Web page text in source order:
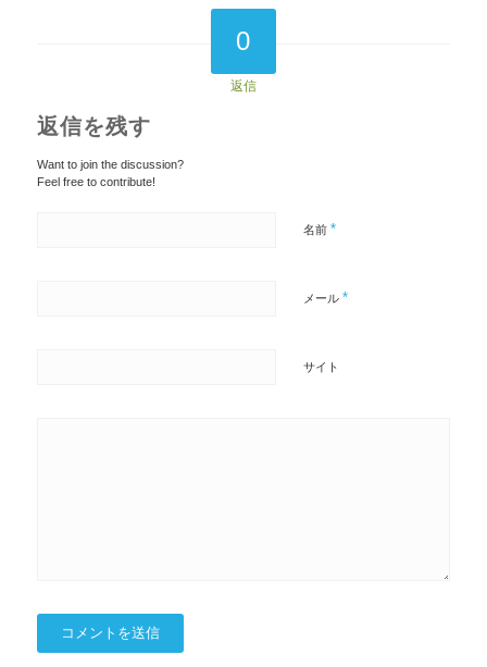
0
返信
返信を残す
Want to join the discussion?
Feel free to contribute!
名前 *
メール *
サイト